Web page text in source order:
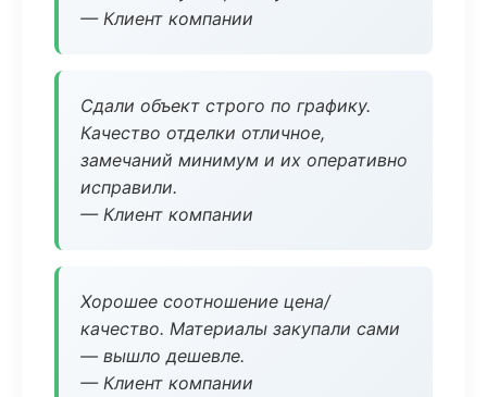
— Клиент компании
Сдали объект строго по графику.
Качество отделки отличное,
замечаний минимум и их оперативно
исправили.
— Клиент компании
Хорошее соотношение цена/
качество. Материалы закупали сами
— вышло дешевле.
— Клиент компании